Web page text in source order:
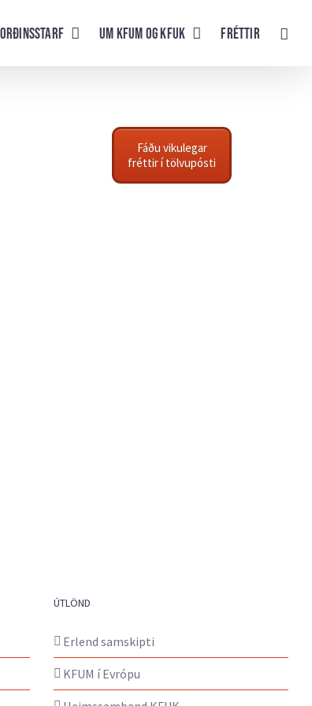
UM KFUM og KFUK Fréttir
Fáðu vikulegar
fréttir í tölvupósti
ÚTLÖND
Erlend samskipti
KFUM í Evrópu